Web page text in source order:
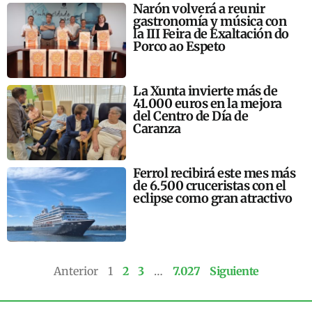
Narón volverá a reunir
gastronomía y música con
la III Feira de Exaltación do
Porco ao Espeto
La Xunta invierte más de
41.000 euros en la mejora
del Centro de Día de
Caranza
Ferrol recibirá este mes más
de 6.500 cruceristas con el
eclipse como gran atractivo
Anterior 1 2 3 … 7.027 Siguiente